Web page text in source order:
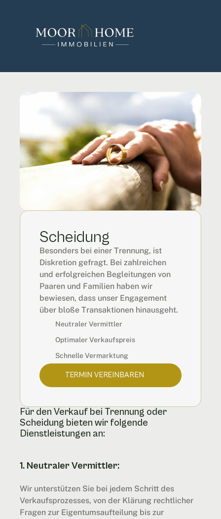
Scheidung
Besonders bei einer Trennung, ist
Diskretion gefragt. Bei zahlreichen
und erfolgreichen Begleitungen von
Paaren und Familien haben wir
bewiesen, dass unser Engagement
über bloße Transaktionen hinausgeht.
Neutraler Vermittler
Optimaler Verkaufspreis
Schnelle Vermarktung
TERMIN VEREINBAREN
Für den Verkauf bei Trennung oder
Scheidung bieten wir folgende
Dienstleistungen an:
1. Neutraler Vermittler:
Wir unterstützen Sie bei jedem Schritt des
Verkaufsprozesses, von der Klärung rechtlicher
Fragen zur Eigentumsaufteilung bis zur